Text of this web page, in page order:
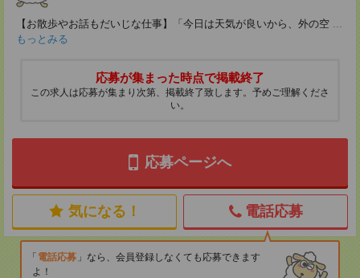
【お散歩やお話もだいじな仕事】「今日は天気が良いから、外の空 ...
もっとみる
応募が集まった時点で掲載終了
この求人は応募が集まり次第、掲載終了致します。予めご理解くださ
い。
応募ページへ
気になる！ 電話応募
電話応募
なら、会員登録しなくても応募できます
よ！